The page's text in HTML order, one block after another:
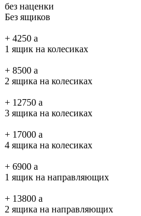
без наценки
Без ящиков
+ 4250 a
1 ящик на колесиках
+ 8500 a
2 ящика на колесиках
+ 12750 a
3 ящика на колесиках
+ 17000 a
4 ящика на колесиках
+ 6900 a
1 ящик на направляющих
+ 13800 a
2 ящика на направляющих